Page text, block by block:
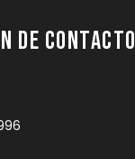
DE CONTACTO